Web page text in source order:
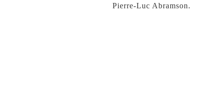
Pierre-Luc Abramson.